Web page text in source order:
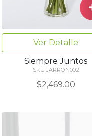
Ver Detalle
Siempre Juntos
SKU JARRON002
$2,469.00